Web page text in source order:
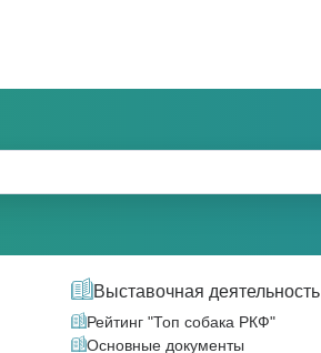
Выставочная деятельность
Рейтинг "Топ собака РКФ"
Основные документы